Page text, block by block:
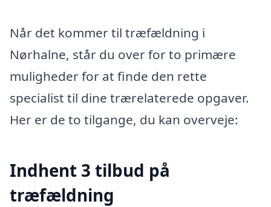
Når det kommer til træfældning i
Nørhalne, står du over for to primære
muligheder for at finde den rette
specialist til dine trærelaterede opgaver.
Her er de to tilgange, du kan overveje:
Indhent 3 tilbud på
træfældning